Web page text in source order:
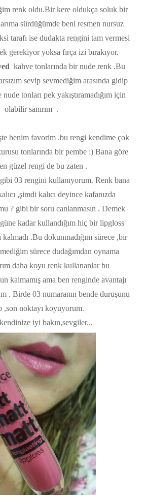
renk oldu.Bir kere oldukça soluk bir
sürdüğümde beni resmen nursuz
tarafı ise dudakta rengini tam vermesi
gerekiyor yoksa fırça izi bırakıyor.
kahve tonlarında bir nude renk .Bu
sevip sevmediğim arasında gidip
tonları pek yakıştıramadığım için
olabilir sanırım .
benim favorim .bu rengi kendime çok
tonlarında bir pembe :) Bana göre
güzel rengi de bu zaten .
03 rengini kullanıyorum. Renk bana
,şimdi kalıcı deyince kafanızda
? gibi bir soru canlanmasın . Demek
kadar kullandığım hiç bir lipgloss
kalmadı .Bu dokunmadığım sürece ,bir
sürece dudağımdan oynama
daha koyu renk kullananlar bu
kalmamış ama ben renginde avantajı
. Birde 03 numaranın bende duruşunu
,son noktayı koyuyorum.
iyi bakın,sevgiler...